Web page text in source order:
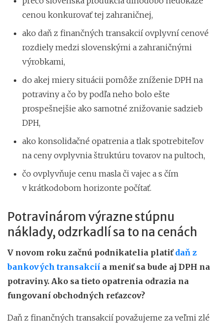
cenou konkurovať tej zahraničnej,
ako daň z finančných transakcií ovplyvní cenové
rozdiely medzi slovenskými a zahraničnými
výrobkami,
do akej miery situácii pomôže zníženie DPH na
potraviny a čo by podľa neho bolo ešte
prospešnejšie ako samotné znižovanie sadzieb
DPH,
ako konsolidačné opatrenia a tlak spotrebiteľov
na ceny ovplyvnia štruktúru tovarov na pultoch,
čo ovplyvňuje cenu masla či vajec a s čím
v krátkodobom horizonte počítať.
Potravinárom výrazne stúpnu
náklady, odzrkadlí sa to na cenách
V novom roku začnú podnikatelia platiť daň z
bankových transakcií a meniť sa bude aj DPH na
potraviny. Ako sa tieto opatrenia odrazia na
fungovaní obchodných reťazcov?
Daň z finančných transakcií považujeme za veľmi zlé